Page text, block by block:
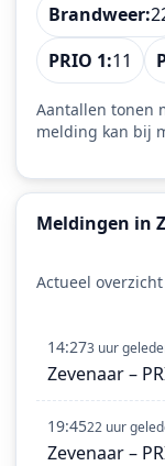
Brandweer:
PRIO 1:11
Aantallen tonen
melding kan bij
Meldingen in
Actueel
14:273 uur
Zevenaar –
19:4522 uur
Zevenaar –